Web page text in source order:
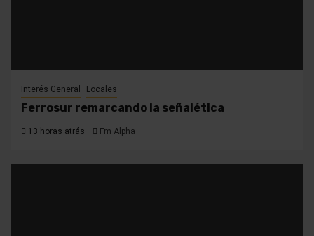
Interés General Locales
Ferrosur remarcando la señalética
13 horas atrás Fm Alpha